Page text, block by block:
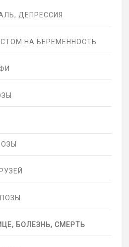
ДЕПРЕССИЯ
НА БЕРЕМЕННОСТЬ
БОЛЕЗНЬ, СМЕРТЬ